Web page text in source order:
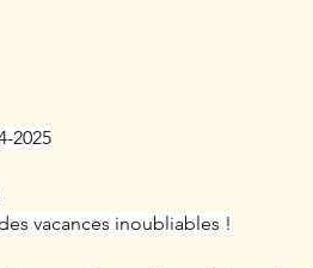
2025
vacances inoubliables !